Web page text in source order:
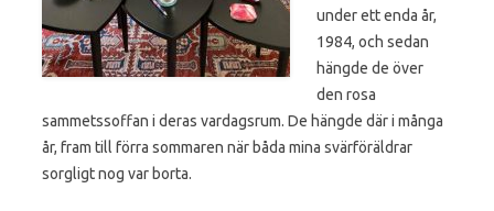
under ett enda år,
1984, och sedan
hängde de över
den rosa
sammetssoffan i deras vardagsrum. De hängde där i många
år, fram till förra sommaren när båda mina svärföräldrar
sorgligt nog var borta.